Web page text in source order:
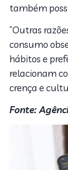
também
“Outras
consumo
hábitos e
relacionam
crença e
Fonte: